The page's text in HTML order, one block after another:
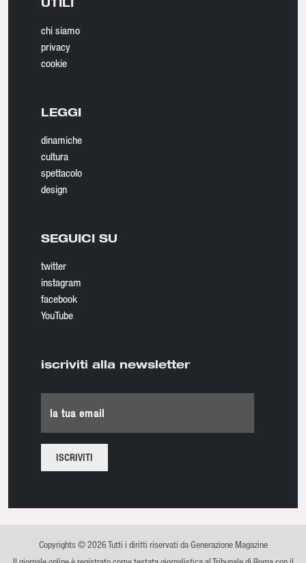
chi siamo
privacy
cookie
LEGGI
dinamiche
cultura
spettacolo
design
SEGUICI SU
twitter
instagram
facebook
YouTube
iscriviti alla newsletter
la tua email
Copyrights © 2026 Tutti i diritti riservati da Generazione Magazine